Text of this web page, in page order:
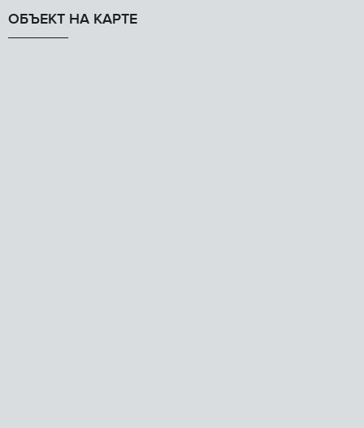
ОБЪЕКТ НА КАРТЕ